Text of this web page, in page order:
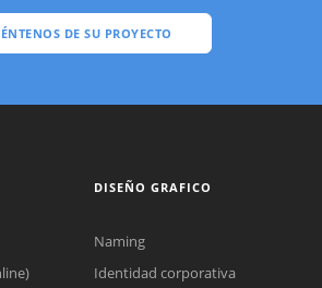
DE SU PROYECTO
DISEÑO GRAFICO
Naming
Identidad corporativa